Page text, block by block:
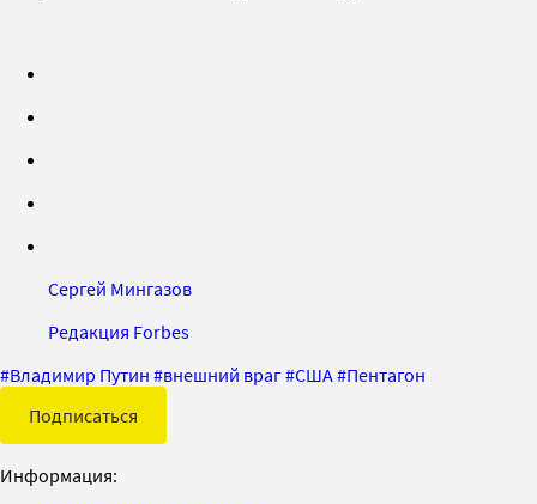
Сергей Мингазов
Редакция Forbes
#Владимир Путин #внешний враг#США#Пентагон
Подписаться
Информация: